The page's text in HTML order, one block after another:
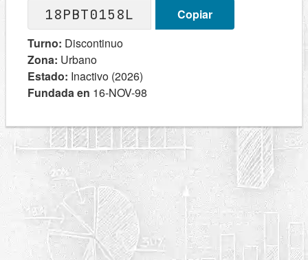
18PBT0158L
Copiar
Turno: Discontinuo
Zona: Urbano
Estado: Inactivo (2026)
Fundada en 16-NOV-98